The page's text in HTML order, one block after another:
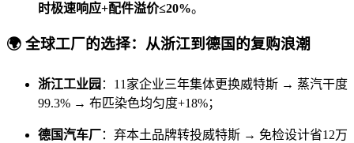
时极速响应+配件溢价≤20%。
🌍 全球工厂的选择：从浙江到德国的复购浪潮
浙江工业园 ：11家企业三年集体更换威特斯 → 蒸汽干度
99.3% → 布匹染色均匀度+18%；
德国汽车厂：弃本土品牌转投威特斯 → 免检设计省12万